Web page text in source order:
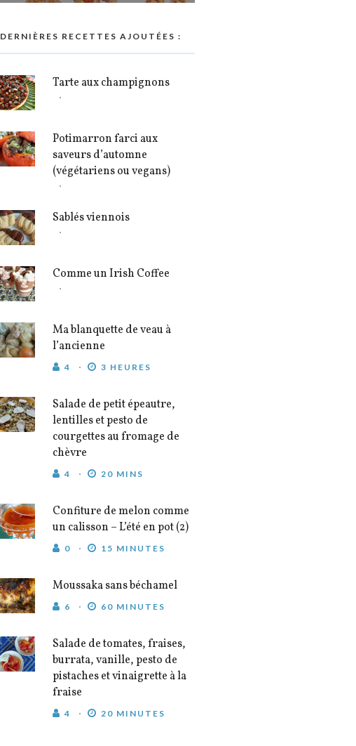
DERNIÈRES RECETTES AJOUTÉES :
Tarte aux champignons
Potimarron farci aux
saveurs d’automne
(végétariens ou vegans)
Sablés viennois
Comme un Irish Coffee
Ma blanquette de veau à
l’ancienne
4 3 HEURES
Salade de petit épeautre,
lentilles et pesto de
courgettes au fromage de
chèvre
4 20 MINS
Confiture de melon comme
un calisson – L’été en pot (2)
0 15 MINUTES
Moussaka sans béchamel
6 60 MINUTES
Salade de tomates, fraises,
burrata, vanille, pesto de
pistaches et vinaigrette à la
fraise
4 20 MINUTES